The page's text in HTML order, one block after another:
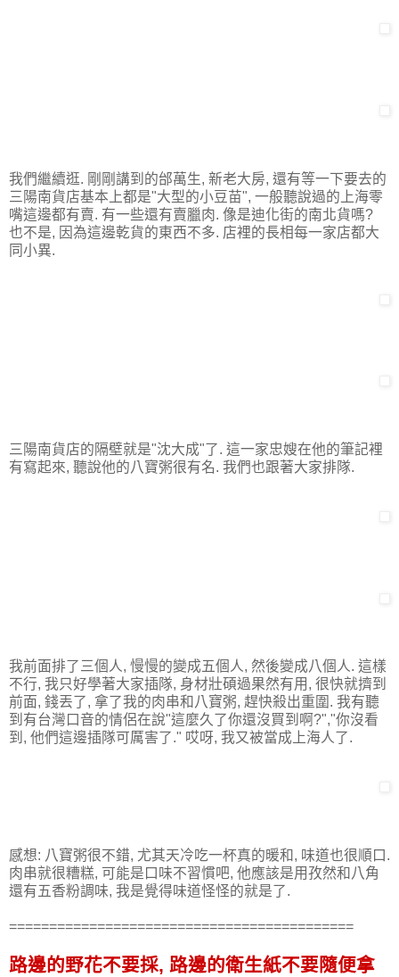
我們繼續逛. 剛剛講到的邰萬生, 新老大房, 還有等一下要去的
三陽南貨店基本上都是"大型的小豆苗", 一般聽說過的上海零
嘴這邊都有賣. 有一些還有賣臘肉. 像是迪化街的南北貨嗎?
也不是, 因為這邊乾貨的東西不多. 店裡的長相每一家店都大
同小異.
三陽南貨店的隔壁就是"沈大成"了. 這一家忠嫂在他的筆記裡
有寫起來, 聽說他的八寶粥很有名. 我們也跟著大家排隊.
我前面排了三個人, 慢慢的變成五個人, 然後變成八個人. 這樣
不行, 我只好學著大家插隊, 身材壯碩過果然有用, 很快就擠到
前面, 錢丟了, 拿了我的肉串和八寶粥, 趕快殺出重圍. 我有聽
到有台灣口音的情侶在說"這麼久了你還沒買到啊?","你沒看
到, 他們這邊插隊可厲害了." 哎呀, 我又被當成上海人了.
感想: 八寶粥很不錯, 尤其天冷吃一杯真的暖和, 味道也很順口.
肉串就很糟糕, 可能是口味不習慣吧, 他應該是用孜然和八角
還有五香粉調味, 我是覺得味道怪怪的就是了.
===========================================
路邊的野花不要採, 路邊的衛生紙不要隨便拿